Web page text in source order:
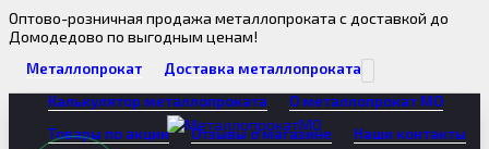
Оптово-розничная продажа металлопроката с доставкой до
Домодедово по выгодным ценам!
Металлопрокат
Доставка металлопроката
Калькулятор металлопроката
О металлопрокат МО
Товары по акции
Отзывы о магазине
Наши контакты